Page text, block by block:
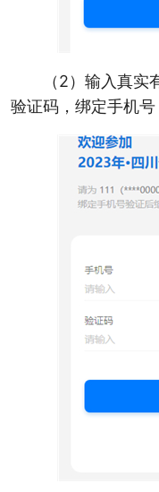
（2）输入真
验证码，绑定手机号